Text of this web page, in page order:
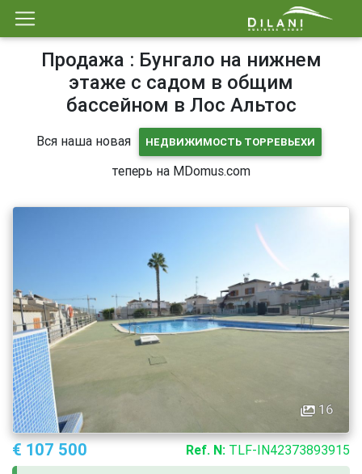
Продажа : Бунгало на нижнем
этаже с садом в общим
бассейном в Лос Альтос
Вся наша новая НЕДВИЖИМОСТЬ ТОРРЕВЬЕХИ
теперь на MDomus.com
16
€ 107 500 Ref. N: TLF-IN42373893915